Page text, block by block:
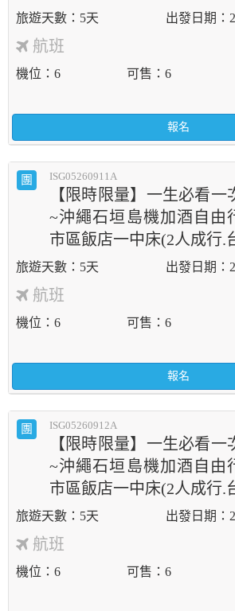
5天
航班
機位 6 可售 6
報名
團 ISG05260911A
【限時限量】一生必看一
~沖繩石垣島機加酒自由
市區飯店一中床(2人成行.
5天
航班
機位 6 可售 6
報名
團 ISG05260912A
【限時限量】一生必看一
~沖繩石垣島機加酒自由
市區飯店一中床(2人成行.
5天
航班
機位 6 可售 6